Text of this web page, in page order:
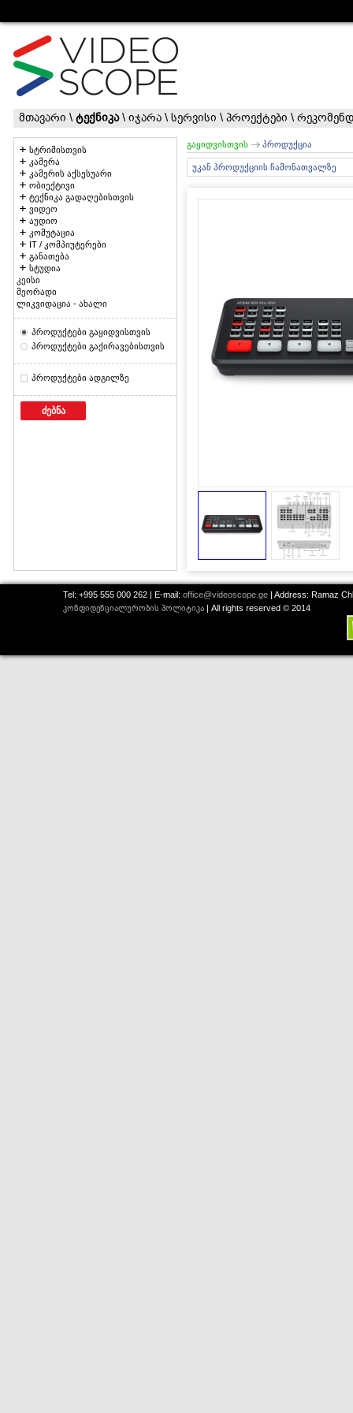
მთავარი \ ტექნიკა\ იჯარა \ სერვისი \ პროექტები \
სტრიმისთვის
კამერა
კამერის აქსესუარი
ობიექტივი
ტექნიკა გადაღებისთვის
ვიდეო
აუდიო
კომუტაცია
IT / კომპიუტერები
განათება
სტუდია
კეისი
მეორადი
ლიკვიდაცია - ახალი
პროდუქტები გაყიდვისთვის
პროდუქტები გაქირავებისთვის
პროდუქტები ადგილზე
ძებნა
გაყიდვისთვის პროდუქცია
უკან პროდუქციის ჩამონათვალზე
Tel: +995 555 000 262 | E-mail: office@videoscope.ge | Address: Ramaz
კონფიდენციალურობის პოლიტიკა | All rights reserved © 2014